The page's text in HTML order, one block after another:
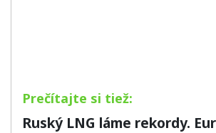
Ruský LNG láme rekordy.